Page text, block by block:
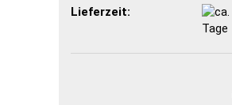
Passwort vergessen?
Lieferzeit:
Tage